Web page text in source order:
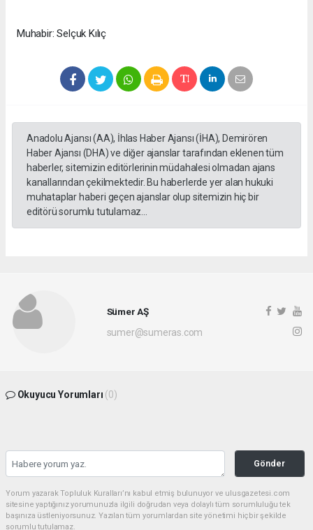
Muhabir: Selçuk Kılıç
Anadolu Ajansı (AA), İhlas Haber Ajansı (İHA), Demirören
Haber Ajansı (DHA) ve diğer ajanslar tarafından eklenen tüm
haberler, sitemizin editörlerinin müdahalesi olmadan ajans
kanallarından çekilmektedir. Bu haberlerde yer alan hukuki
muhataplar haberi geçen ajanslar olup sitemizin hiç bir
editörü sorumlu tutulamaz...
Sümer AŞ
sumer@sumeras.com
Okuyucu Yorumları (0)
Gönder
Yorum yazarak Topluluk Kuralları’nı kabul etmiş bulunuyor ve ulusgazetesi.com
sitesine yaptığınız yorumunuzla ilgili doğrudan veya dolaylı tüm sorumluluğu tek
başınıza üstleniyorsunuz. Yazılan tüm yorumlardan site yönetimi hiçbir şekilde
sorumlu tutulamaz.